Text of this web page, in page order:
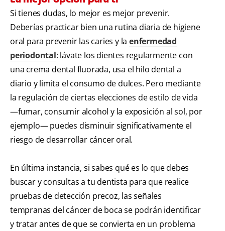
Si tienes dudas, lo mejor es mejor prevenir.
Deberías practicar bien una rutina diaria de higiene
oral para prevenir las caries y laenfermedad
periodontal: lávate los dientes regularmente con
una crema dental fluorada, usa el hilo dental a
diario y limita el consumo de dulces. Pero mediante
la regulación de ciertas elecciones de estilo de vida
—fumar, consumir alcohol y la exposición al sol, por
ejemplo— puedes disminuir significativamente el
riesgo de desarrollar cáncer oral.
En última instancia, si sabes qué es lo que debes
buscar y consultas a tu dentista para que realice
pruebas de detección precoz, las señales
tempranas del cáncer de boca se podrán identificar
y tratar antes de que se convierta en un problema